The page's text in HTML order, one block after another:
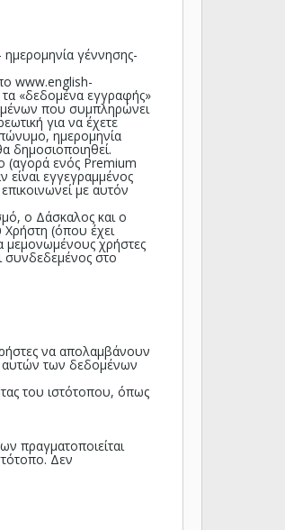
γέννησης-
www.english-
«δεδομένα εγγραφής»
που συμπληρώνει
για να έχετε
ημερομηνία
δημοσιοποιηθεί.
(αγορά ενός Premium
είναι εγγεγραμμένος
με αυτόν
ο Δάσκαλος και ο
(όπου έχει
μεμονωμένους χρήστες
συνδεδεμένος στο
να απολαμβάνουν
αυτών των δεδομένων
του ιστότοπου, όπως
πραγματοποιείται
Δεν